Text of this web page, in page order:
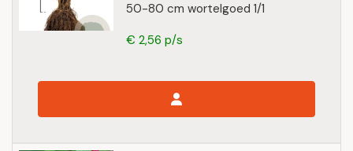
50-80 cm wortelgoed 1/1
€ 2,56 p/s